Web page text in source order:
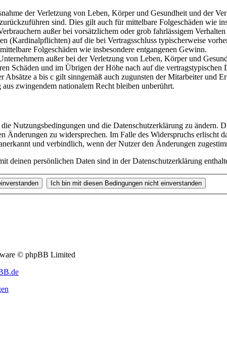
der Verletzung von Leben, Körper und Gesundheit und der
sind. Dies gilt auch für mittelbare Folgeschäden wie
außer bei vorsätzlichem oder grob fahrlässigem
(Kardinalpflichten) auf die bei Vertragsschluss typischerweise
Folgeschäden wie insbesondere entgangenen Gewinn.
außer bei der Verletzung von Leben, Körper und
Schäden und im Übrigen der Höhe nach auf die
Absätze a bis c gilt sinngemäß auch zugunsten der Mitarbeiter und
zwingendem nationalem Recht bleiben unberührt.
Nutzungsbedingungen und die Datenschutzerklärung zu
Änderungen zu widersprechen. Im Falle des Widerspruchs erlischt
und verbindlich, wenn der Nutzer den Änderungen
deinen persönlichen Daten sind in der Datenschutzerklärung
© phpBB Limited